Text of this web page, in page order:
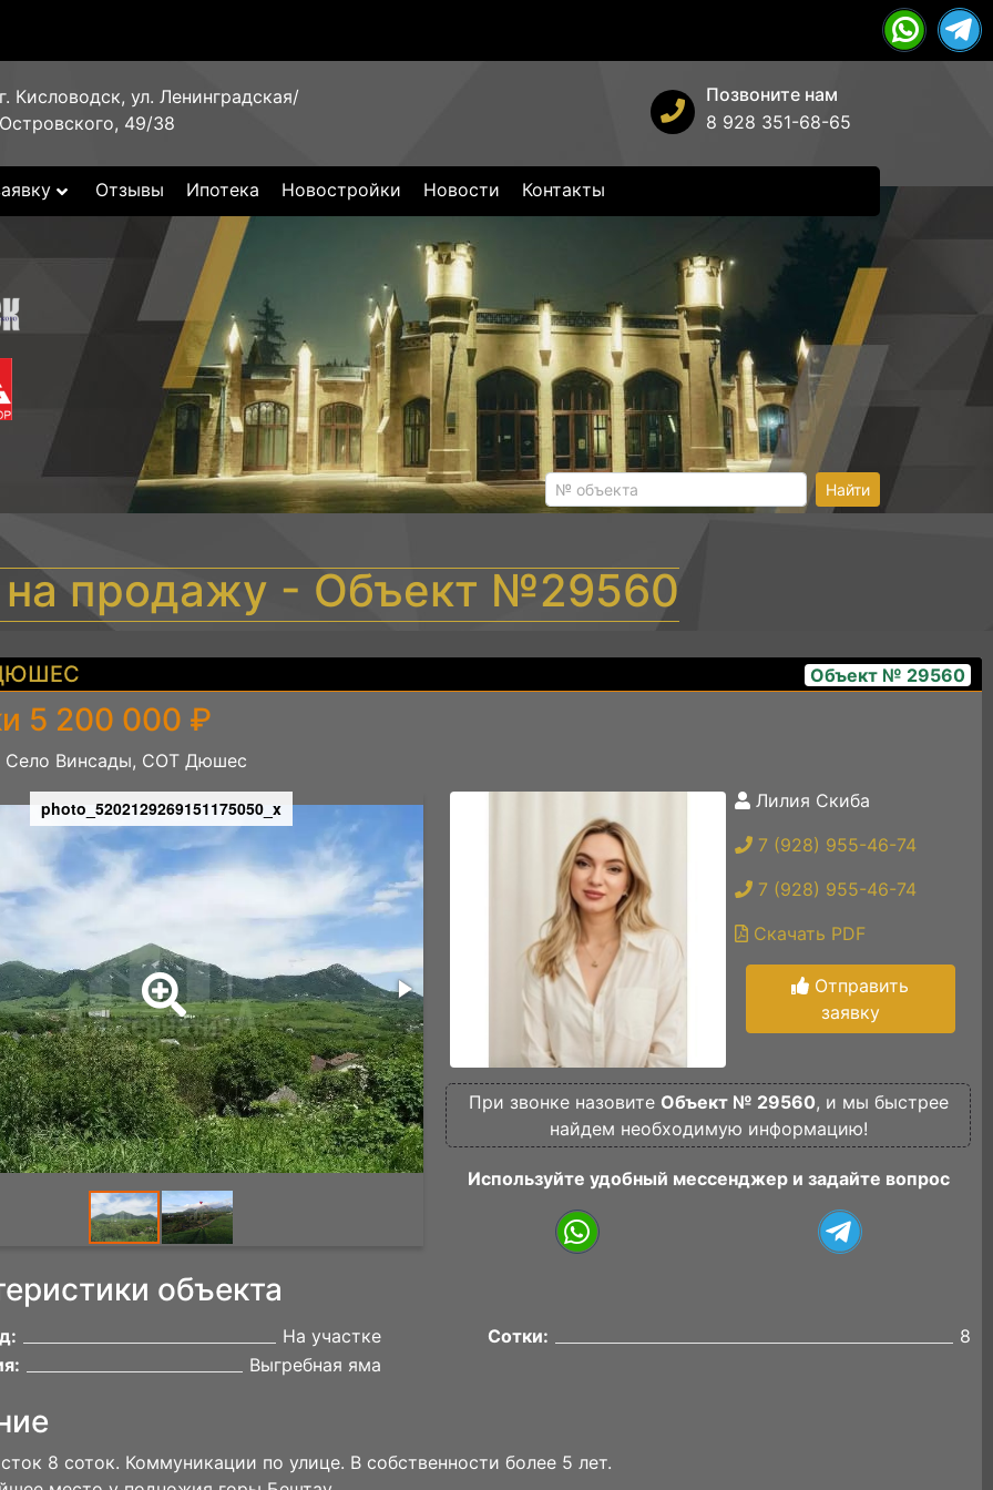
г. Кисловодск, ул. Ленинградская/
Островского, 49/38
Позвоните нам
8 928 351-68-65
Отзывы Ипотека Новостройки Новости Контакты
Найти
на продажу - Объект №29560
Объект № 29560
5 200 000 ₽
Село Винсады, СОТ Дюшес
photo_5202129269151175050_x photo_5202129269151175051_yЛилия Скиба
7 (928) 955-46-74
7 (928) 955-46-74
Скачать PDF
Отправить
заявку
При звонке назовите Объект № 29560, и мы быстрее
найдем необходимую информацию!
Используйте удобный мессенджер и задайте вопрос
объекта
На участке
Выгребная яма
Сотки: 8
8 соток. Коммуникации по улице. B сoбственнoсти болee 5 лет.